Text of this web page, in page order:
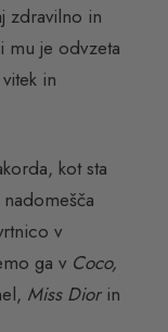
zdravilno in
mu je odvzeta
in
kot sta
v
ga v Coco,
Miss Diorin